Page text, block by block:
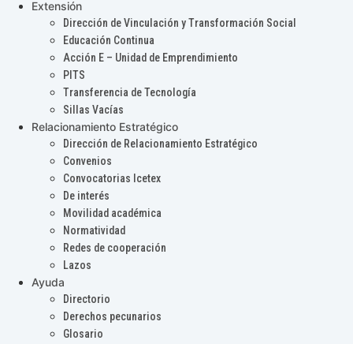
Extensión
Dirección de Vinculación y Transformación Social
Educación Continua
Acción E – Unidad de Emprendimiento
PITS
Transferencia de Tecnología
Sillas Vacías
Relacionamiento Estratégico
Dirección de Relacionamiento Estratégico
Convenios
Convocatorias Icetex
De interés
Movilidad académica
Normatividad
Redes de cooperación
Lazos
Ayuda
Directorio
Derechos pecunarios
Glosario